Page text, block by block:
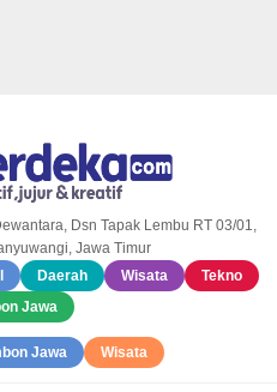
Dsn Tapak Lembu RT 03/01,
Jawa Timur
Daerah Wisata
Tekno
Jawa
Jawa Wisata